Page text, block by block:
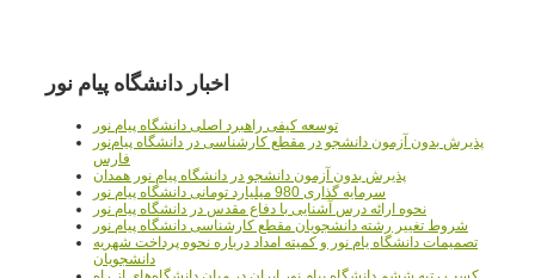
اخبار دانشگاه پیام نور
توسعه کیفی راهبرد اصلی دانشگاه پیام نور
پذیرش بدون آزمون دانشجو در مقطع کارشناسی در دانشگاه پیام‌نور
فارس
پذیرش بدون آزمون دانشجو در دانشگاه پیام نور همدان
سرمایه گذاری 980 میلیارد تومانی دانشگاه پیام نور
نحوه ارائه درس آشنایی با دفاع مقدس در دانشگاه پیام نور
شروط تغییر رشته دانشجویان مقطع کارشناسی دانشگاه پیام نور
تصمیمات دانشگاه یام نور و کمیته امداد درباره نحوه پرداخت شهریه
دانشجویان